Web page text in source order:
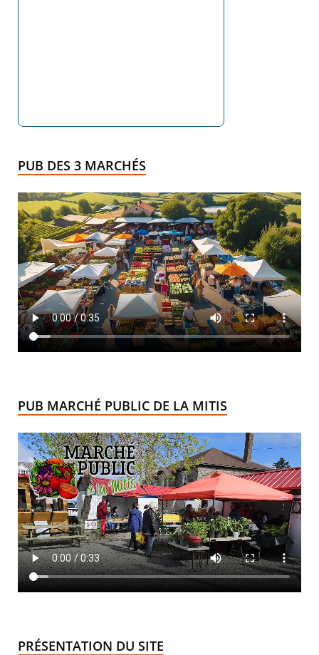
PUB DES 3 MARCHÉS
PUB MARCHÉ PUBLIC DE LA MITIS
PRÉSENTATION DU SITE